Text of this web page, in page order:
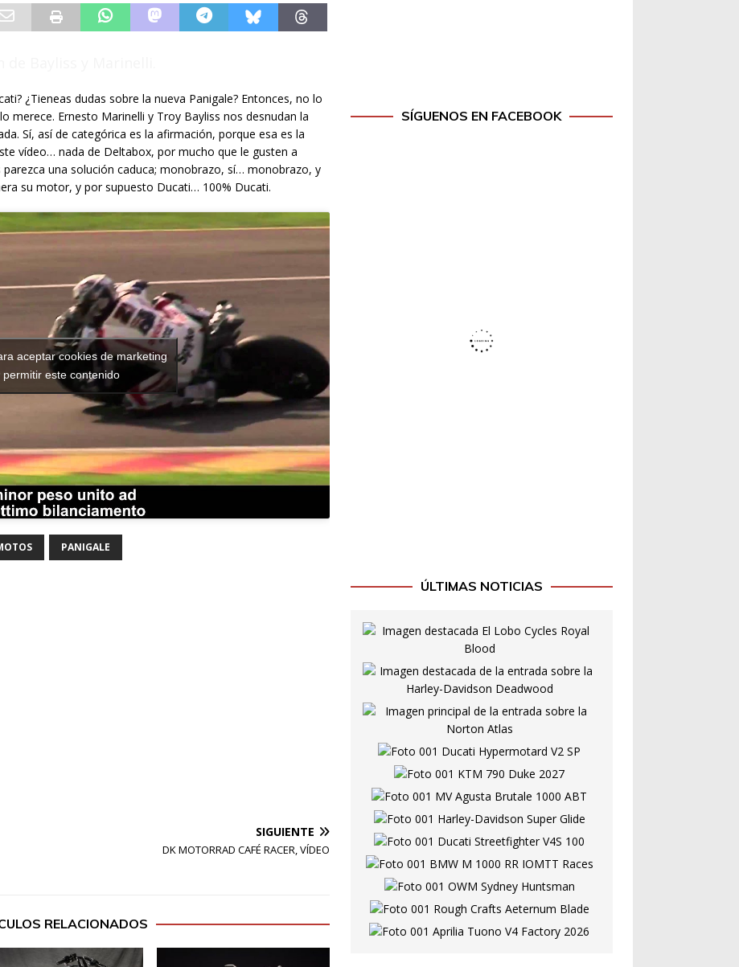
¿Tieneas dudas sobre la nueva Panigale? Entonces, no lo
merece. Ernesto Marinelli y Troy Bayliss nos desnudan la
Sí, así de categórica es la afirmación, porque esa es la
vídeo… nada de Deltabox, por mucho que le gusten a
una solución caduca; monobrazo, sí… monobrazo, y
su motor, y por supuesto Ducati… 100% Ducati.
aceptar cookies de marketing
permitir este contenido
PANIGALE
SIGUIENTE
DK MOTORRAD CAFÉ RACER, VÍDEO
RELACIONADOS
SÍGUENOS EN FACEBOOK
ÚLTIMAS NOTICIAS